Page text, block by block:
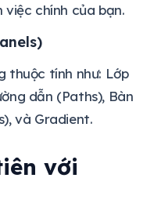
việc chính của bạn.
thuộc tính như: Lớp
dẫn (Paths), Bàn
và Gradient.
với